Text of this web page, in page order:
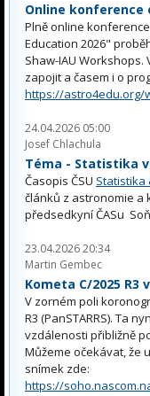
Online konference
Plně online
Education 2026"
Shaw-IAU Workshops.
zapojit a časem i o
https://astro4edu.org/
24.04.2026 05:00
Josef Chlachula
Téma - Statistika
Časopis ČSU Statistika
článků z astronomie a
předsedkyní ČASu
23.04.2026 20:34
Martin Gembec
Kometa C/2025 R3
V zorném poli
R3 (PanSTARRS). Ta
vzdálenosti přibližně
Můžeme očekávat, že
snímek zde:
https://